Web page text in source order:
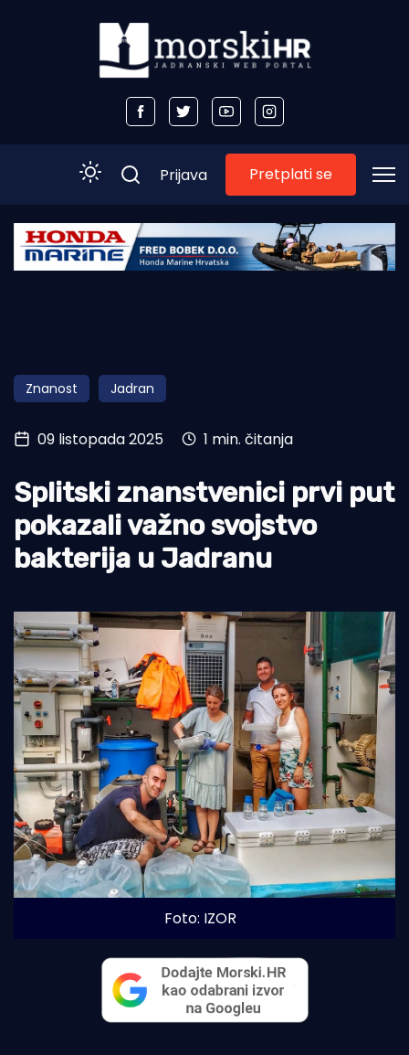
Početna
Obala
Otoci
Turizam i nautika
Pomorstvo
Ribolov
Ekologija
Prijava Pretplati se
Znanost Jadran
09 listopada 2025 1 min. čitanja
Splitski znanstvenici prvi put
pokazali važno svojstvo
bakterija u Jadranu
Foto: IZOR